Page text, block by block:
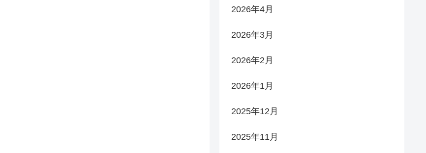
2026年4月
2026年3月
2026年2月
2026年1月
2025年12月
2025年11月